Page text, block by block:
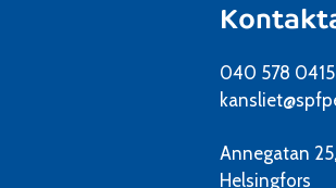
040 578 0415
Annegatan
Helsingfors